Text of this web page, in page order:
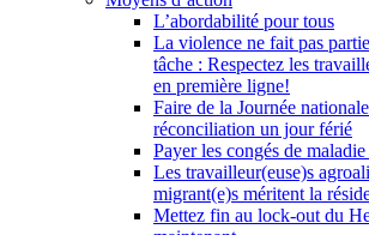
L’abordabilité pour tous
La violence ne fait pas
tâche : Respectez les
en première ligne!
Faire de la Journée
réconciliation un jour férié
Payer les congés de
Les travailleur(euse)s
migrant(e)s méritent la
Mettez fin au lock-out du